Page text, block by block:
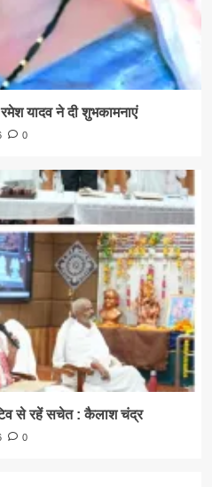
रमेश यादव ने दी शुभकामनाएं
0
से रहें सचेत : कैलाश चंद्र
0